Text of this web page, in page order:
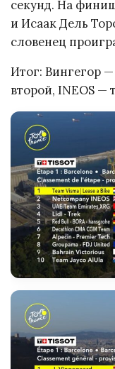
секунд. На
и Исаак Дель
словенец
Итог: Вингегор
второй, INEOS —